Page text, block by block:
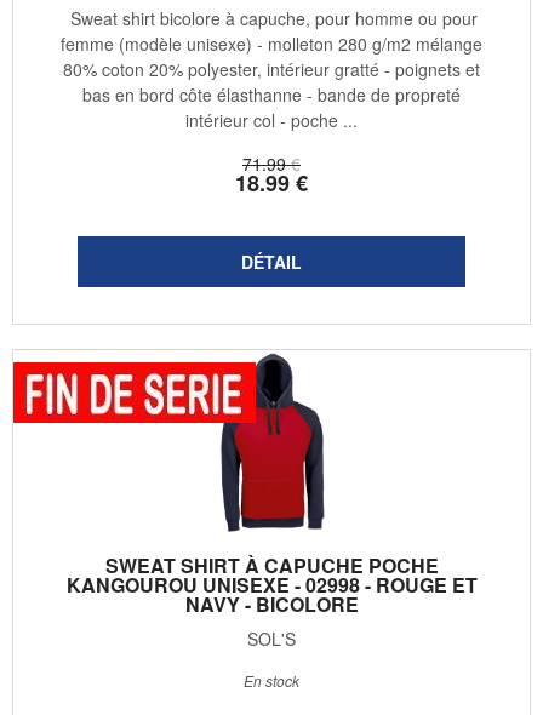
71.99 €
18.99€
Sweat shirt bicolore à capuche, pour homme ou pour
femme (modèle unisexe) - molleton 280 g/m2 mélange
80% coton 20% polyester, intérieur gratté - poignets et
bas en bord côte élasthanne - bande de propreté
intérieur col - poche ...
SWEAT SHIRT À CAPUCHE POCHE
KANGOUROU UNISEXE - 02998 - ROUGE ET
NAVY - BICOLORE
SOL'S
En stock